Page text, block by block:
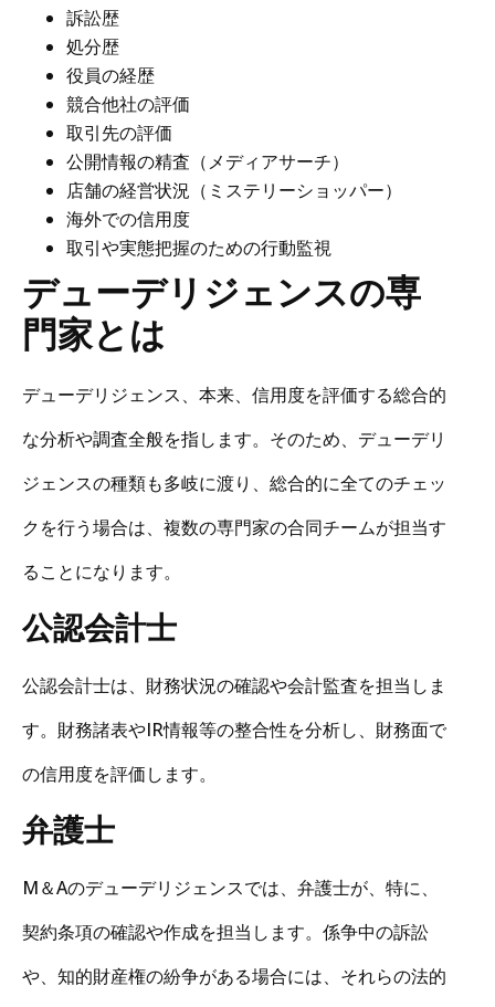
訴訟歴
処分歴
役員の経歴
競合他社の評価
取引先の評価
公開情報の精査（メディアサーチ）
店舗の経営状況（ミステリーショッパー）
海外での信用度
取引や実態把握のための行動監視
デューデリジェンスの専
門家とは
デューデリジェンス、本来、信用度を評価する総合的
な分析や調査全般を指します。そのため、デューデリ
ジェンスの種類も多岐に渡り、総合的に全てのチェッ
クを行う場合は、複数の専門家の合同チームが担当す
ることになります。
公認会計士
公認会計士は、財務状況の確認や会計監査を担当しま
す。財務諸表やIR情報等の整合性を分析し、財務面で
の信用度を評価します。
弁護士
M＆Aのデューデリジェンスでは、弁護士が、特に、
契約条項の確認や作成を担当します。係争中の訴訟
や、知的財産権の紛争がある場合には、それらの法的